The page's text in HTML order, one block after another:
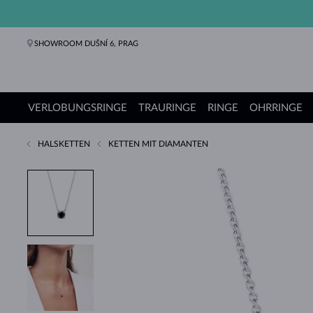
SHOWROOM DUŠNÍ 6, PRAG
VERLOBUNGSRINGE
Verlobungsringe
TRAURINGE
Trauringe
RINGE
Ringe
OHRRINGE
Ohrringe
Ketten
Armbänder
Perlen
Schmuck
Geschenke
KLENOTA Kollektionen
HALSKETTEN KETTEN MIT DIAMANTEN